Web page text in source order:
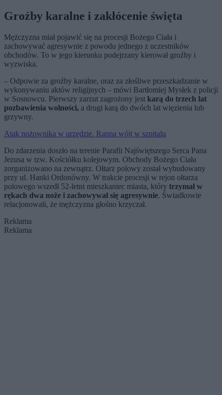
Groźby karalne i zakłócenie święta
Mężczyzna miał pojawić się na procesji Bożego Ciała i
zachowywać agresywnie z powodu jednego z uczestników
obchodów. To w jego kierunku podejrzany kierował groźby i
wyzwiska.
– Odpowie za groźby karalne, oraz za złośliwe przeszkadzanie w
wykonywaniu aktów religijnych – mówi Bartłomiej Mysłek z policji
w Sosnowcu. Pierwszy zarzut zagrożony jest karą do trzech lat
pozbawienia wolności, a drugi karą do dwóch lat więzienia lub
grzywny.
Atak nożownika w urzędzie. Ranna wójt w szpitalu
Do zdarzenia doszło na terenie Parafii Najświętszego Serca Pana
Jezusa w tzw. Kościółku kolejowym. Obchody Bożego Ciała
zorganizowano na zewnątrz. Ołtarz polowy został wybudowany
przy ul. Hanki Ordonówny. W trakcie procesji w rejon ołtarza
polowego wszedł 52-letni mieszkaniec miasta, który trzymał w
rękach dwa noże i zachowywał się agresywnie. Świadkowie
relacjonowali, że mężczyzna głośno krzyczał.
Reklama
Reklama